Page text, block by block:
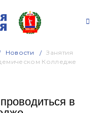
Новости
Занятия
Колледже
в